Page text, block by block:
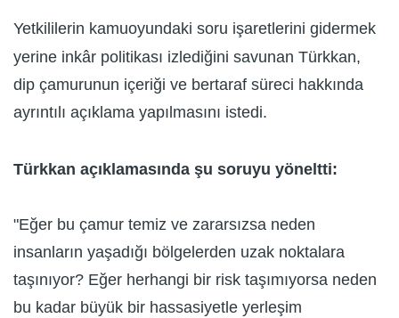
Yetkililerin kamuoyundaki soru işaretlerini gidermek
yerine inkâr politikası izlediğini savunan Türkkan,
dip çamurunun içeriği ve bertaraf süreci hakkında
ayrıntılı açıklama yapılmasını istedi.
Türkkan açıklamasında şu soruyu yöneltti:
"Eğer bu çamur temiz ve zararsızsa neden
insanların yaşadığı bölgelerden uzak noktalara
taşınıyor? Eğer herhangi bir risk taşımıyorsa neden
bu kadar büyük bir hassasiyetle yerleşim